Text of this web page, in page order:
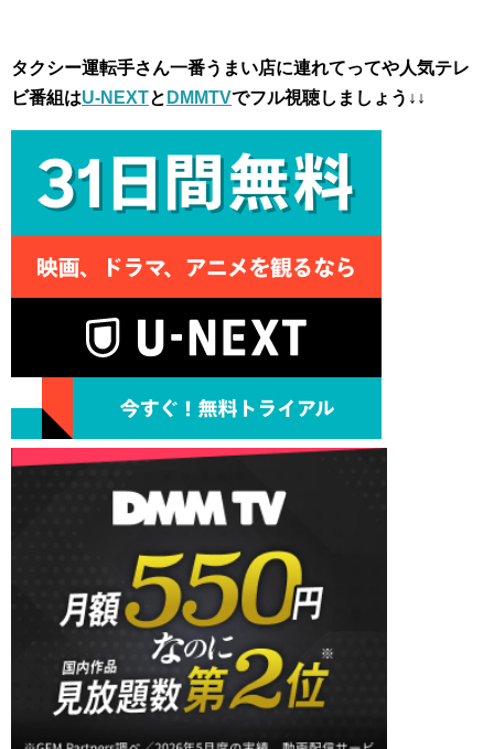
タクシー運転手さん一番うまい店に連れてってや人気テレ
ビ番組はU-NEXTと DMMTVでフル視聴しましょう↓↓